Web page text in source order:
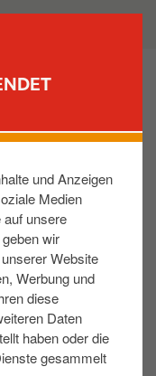
und Anzeigen
Medien
auf unsere
wir
Website
Werbung und
diese
Daten
haben oder die
gesammelt
,34253,DE